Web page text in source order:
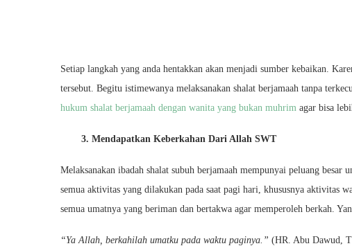
Setiap langkah yang anda hentakkan akan menjadi sumber kebaikan.
tersebut. Begitu istimewanya melaksanakan shalat berjamaah tanpa
hukum shalat berjamaah dengan wanita yang bukan muhrim agar bisa
3. Mendapatkan Keberkahan Dari Allah SWT
Melaksanakan ibadah shalat subuh berjamaah mempunyai peluang
semua aktivitas yang dilakukan pada saat pagi hari, khususnya aktivitas
semua umatnya yang beriman dan bertakwa agar memperoleh berkah.
“Ya Allah, berkahilah umatku pada waktu paginya.” (HR. Abu Dawud,